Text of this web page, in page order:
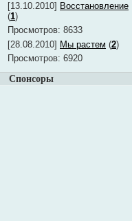
[13.10.2010] Восстановление
(1)
Просмотров: 8633
[28.08.2010] Мы растем (2)
Просмотров: 6920
Спонсоры